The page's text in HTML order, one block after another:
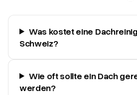
Was kostet eine
Schweiz?
Wie oft sollte ein Dach
werden?